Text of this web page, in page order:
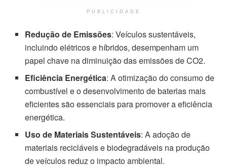
PUBLICIDADE
Redução de Emissões: Veículos sustentáveis,
incluindo elétricos e híbridos, desempenham um
papel chave na diminuição das emissões de CO2.
Eficiência Energética: A otimização do consumo de
combustível e o desenvolvimento de baterias mais
eficientes são essenciais para promover a eficiência
energética.
Uso de Materiais Sustentáveis: A adoção de
materiais recicláveis e biodegradáveis na produção
de veículos reduz o impacto ambiental.